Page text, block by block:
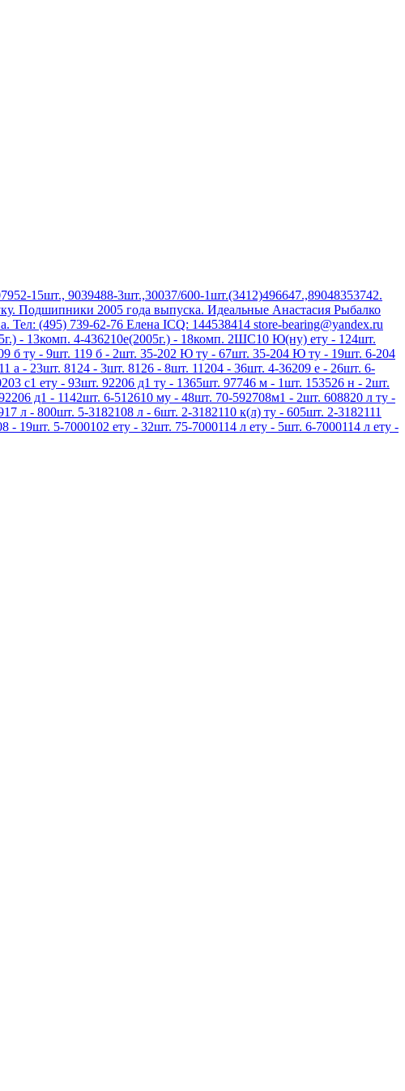
15шт., 9039488-3шт.,30037/600-1шт.(3412)496647.,89048353742.
Подшипники 2005 года выпуска. Идеальные Анастасия Рыбалко
(495) 739-62-76 Елена ICQ: 144538414 store-bearing@yandex.ru
- 13комп. 4-436210е(2005г.) - 18комп. 2ШС10 Ю(ну) ету - 124шт.
б ту - 9шт. 119 б - 2шт. 35-202 Ю ту - 67шт. 35-204 Ю ту - 19шт. 6-204
- 23шт. 8124 - 3шт. 8126 - 8шт. 11204 - 36шт. 4-36209 е - 26шт. 6-
с1 ету - 93шт. 92206 д1 ту - 1365шт. 97746 м - 1шт. 153526 н - 2шт.
д1 - 1142шт. 6-512610 му - 48шт. 70-592708м1 - 2шт. 608820 л ту -
л - 800шт. 5-3182108 л - 6шт. 2-3182110 к(л) ту - 605шт. 2-3182111
19шт. 5-7000102 ету - 32шт. 75-7000114 л ету - 5шт. 6-7000114 л ету -